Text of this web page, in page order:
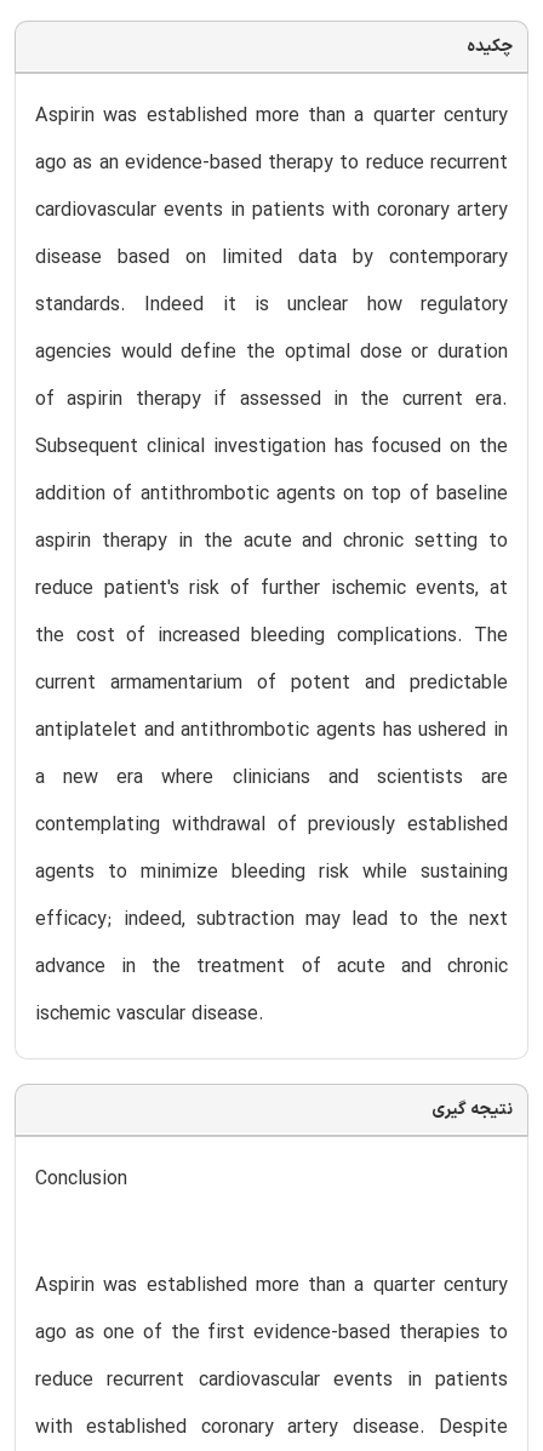
چکیده
Aspirin was established more than a quarter century
ago as an evidence-based therapy to reduce recurrent
cardiovascular events in patients with coronary artery
disease based on limited data by contemporary
standards. Indeed it is unclear how regulatory
agencies would define the optimal dose or duration
of aspirin therapy if assessed in the current era.
Subsequent clinical investigation has focused on the
addition of antithrombotic agents on top of baseline
aspirin therapy in the acute and chronic setting to
reduce patient's risk of further ischemic events, at
the cost of increased bleeding complications. The
current armamentarium of potent and predictable
antiplatelet and antithrombotic agents has ushered in
a new era where clinicians and scientists are
contemplating withdrawal of previously established
agents to minimize bleeding risk while sustaining
efficacy; indeed, subtraction may lead to the next
advance in the treatment of acute and chronic
ischemic vascular disease.
نتیجه گیری
Conclusion
Aspirin was established more than a quarter century
ago as one of the first evidence-based therapies to
reduce recurrent cardiovascular events in patients
with established coronary artery disease. Despite